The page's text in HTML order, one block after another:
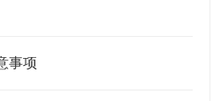
事项